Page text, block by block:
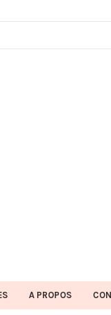
A PROPOS